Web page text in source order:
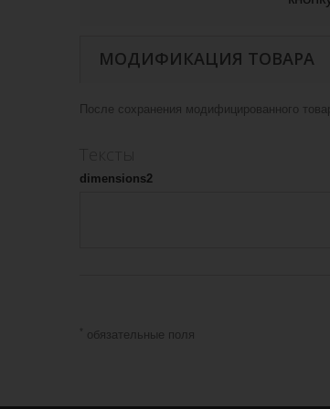
МОДИФИКАЦИЯ ТОВАРА
После сохранения модифицированного
dimensions2
обязательные поля